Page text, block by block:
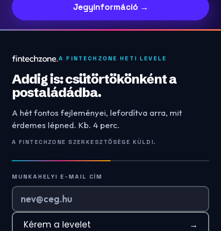
Jegyinformáció →
A FINTECHZONE HETI LEVELE
Addig is: csütörtökönként a
postaládádba.
A hét fontos fejleményei, lefordítva arra, mit
érdemes lépned. Kb. 4 perc.
A FINTECHZONE SZERKESZTŐSÉGE KÜLDI.
MUNKAHELYI E-MAIL CÍM
Kérem a levelet →